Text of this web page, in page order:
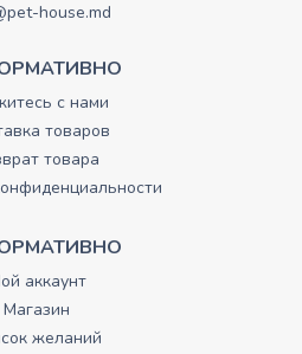
house.md
с нами
товаров
товара
аккаунт
Магазин
желаний